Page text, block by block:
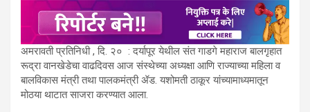
अमरावती प्रतिनिधी , दि. २० : दर्यापूर येथील संत गाडगे महाराज बालगृहात
रूद्रा वानखेडेचा वाढदिवस आज संस्थेच्या अध्यक्षा आणि राज्याच्या महिला व
बालविकास मंत्री तथा पालकमंत्री ॲड. यशोमती ठाकूर यांच्यामाध्यमातून
मोठया थाटात साजरा करण्यात आला.